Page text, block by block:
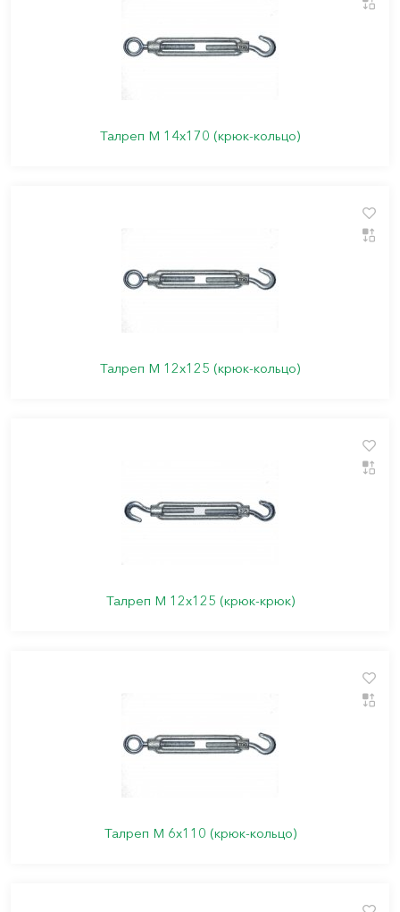
Талреп М 14х170 (крюк-кольцо)
Талреп М 12х125 (крюк-кольцо)
Талреп М 12х125 (крюк-крюк)
Талреп М 6х110 (крюк-кольцо)